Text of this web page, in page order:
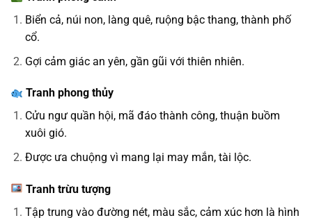
Biển cả, núi non, làng quê, ruộng bậc thang, thành phố
cổ.
Gợi cảm giác an yên, gần gũi với thiên nhiên.
Tranh phong thủy
Cửu ngư quần hội, mã đáo thành công, thuận buồm
xuôi gió.
Được ưa chuộng vì mang lại may mắn, tài lộc.
Tranh trừu tượng
Tập trung vào đường nét, màu sắc, cảm xúc hơn là hình